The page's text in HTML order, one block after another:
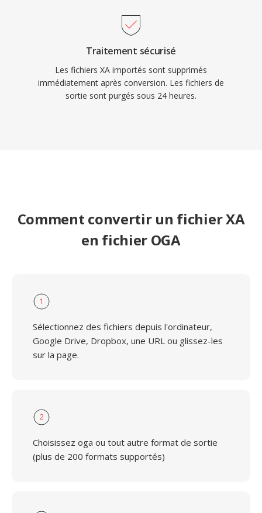
Traitement sécurisé
Les fichiers XA importés sont supprimés
immédiatement après conversion. Les fichiers de
sortie sont purgés sous 24 heures.
Comment convertir un fichier XA
en fichier OGA
1
Sélectionnez des fichiers depuis l'ordinateur,
Google Drive, Dropbox, une URL ou glissez-les
sur la page.
2
Choisissez oga ou tout autre format de sortie
(plus de 200 formats supportés)